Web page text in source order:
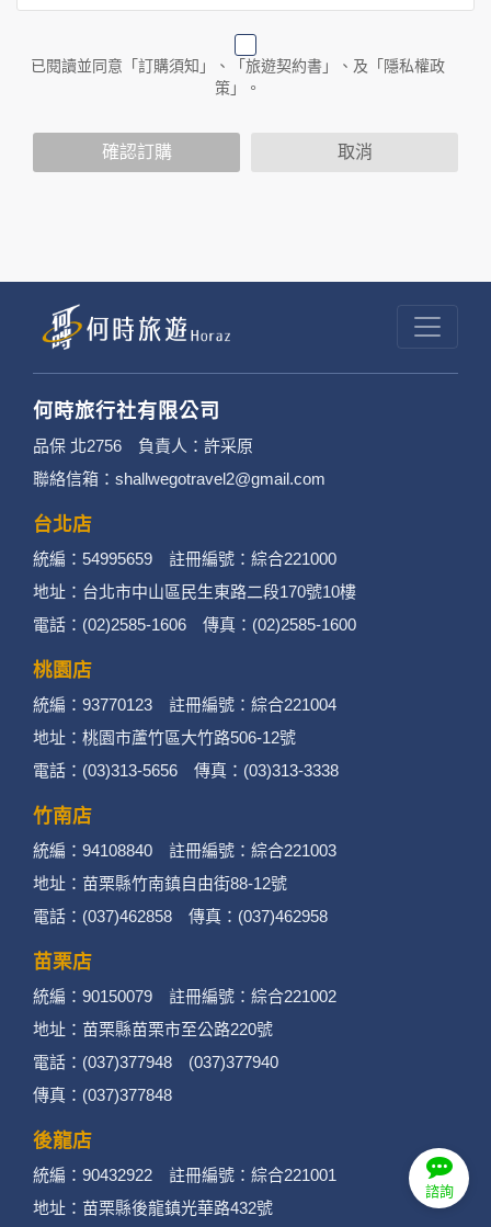
份識別資料。
以外的公司 or 網站群，與非何時旅行社有限公
提供的個人資訊，這些廣告廠商或連結網站有其
個別的隱私權保護政策，其資料處理措施不適用
3. 您個人在何時旅行社有限公司旗下網站上的聊
天室或討論區中任意公開個人資料的行為，在非
經加密的保護下，不適用於何時旅行社有限公司
隱私權保護政策。
二、個資蒐集處理利用
2. 蒐集目的：提供本公司相關服務、行銷、客戶
管理、會員管理及其他與第三人合作之行銷推廣
活動。
3. 個人資料類別：
辨識個人者(包含但不限於中英文姓名、地
號、社群．媒體帳號、網路平台申請之帳
號及其他任何可辨識資料本人者等)。
辨識財務者(包含但不限於金融機構帳戶之
信用卡有效期限、個人之其他號碼或帳戶
已閱讀並同意「訂購須知」、「旅遊契約書」、及「隱私權政
策」。
確認訂購 取消
諮詢
何時旅行社有限公司
品保 北2756 負責人：許采原
聯絡信箱：shallwegotravel2@gmail.com
台北店
統編：54995659 註冊編號：綜合221000
地址：台北市中山區民生東路二段170號10樓
電話：(02)2585-1606 傳真：(02)2585-1600
桃園店
統編：93770123 註冊編號：綜合221004
地址：桃園市蘆竹區大竹路506-12號
電話：(03)313-5656 傳真：(03)313-3338
竹南店
統編：94108840 註冊編號：綜合221003
地址：苗栗縣竹南鎮自由街88-12號
電話：(037)462858 傳真：(037)462958
苗栗店
統編：90150079 註冊編號：綜合221002
地址：苗栗縣苗栗市至公路220號
電話：(037)377948 (037)377940
傳真：(037)377848
後龍店
統編：90432922 註冊編號：綜合221001
地址：苗栗縣後龍鎮光華路432號